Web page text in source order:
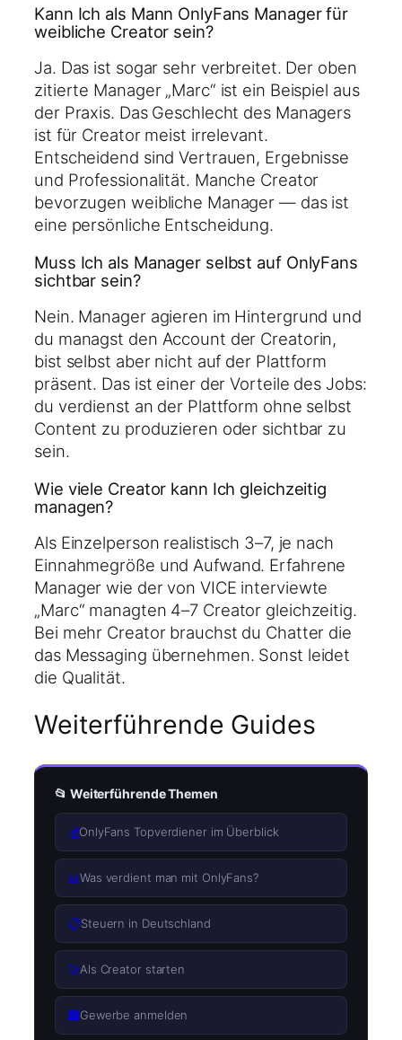
Kann Ich als Mann OnlyFans Manager für
weibliche Creator sein?
Ja. Das ist sogar sehr verbreitet. Der oben
zitierte Manager „Marc“ ist ein Beispiel aus
der Praxis. Das Geschlecht des Managers
ist für Creator meist irrelevant.
Entscheidend sind Vertrauen, Ergebnisse
und Professionalität. Manche Creator
bevorzugen weibliche Manager — das ist
eine persönliche Entscheidung.
Muss Ich als Manager selbst auf OnlyFans
sichtbar sein?
Nein. Manager agieren im Hintergrund und
du managst den Account der Creatorin,
bist selbst aber nicht auf der Plattform
präsent. Das ist einer der Vorteile des Jobs:
du verdienst an der Plattform ohne selbst
Content zu produzieren oder sichtbar zu
sein.
Wie viele Creator kann Ich gleichzeitig
managen?
Als Einzelperson realistisch 3–7, je nach
Einnahmegröße und Aufwand. Erfahrene
Manager wie der von VICE interviewte
„Marc“ managten 4–7 Creator gleichzeitig.
Bei mehr Creator brauchst du Chatter die
das Messaging übernehmen. Sonst leidet
die Qualität.
Weiterführende Guides
📂 Weiterführende Themen
💰OnlyFans Topverdiener im Überblick
📊Was verdient man mit OnlyFans?
📋Steuern in Deutschland
🚀Als Creator starten
🏢Gewerbe anmelden